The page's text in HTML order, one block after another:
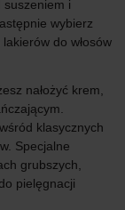
suszeniem i
wybierz
do włosów
nałożyć krem,
klasycznych
Specjalne
grubszych,
pielęgnacji